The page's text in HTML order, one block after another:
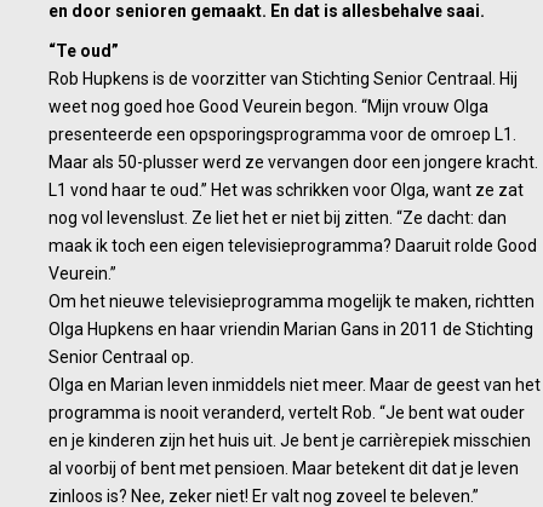
en door senioren gemaakt. En dat is allesbehalve saai.
“Te oud”
Rob Hupkens is de voorzitter van Stichting Senior Centraal. Hij
weet nog goed hoe Good Veurein begon. “Mijn vrouw Olga
presenteerde een opsporingsprogramma voor de omroep L1.
Maar als 50-plusser werd ze vervangen door een jongere kracht.
L1 vond haar te oud.” Het was schrikken voor Olga, want ze zat
nog vol levenslust. Ze liet het er niet bij zitten. “Ze dacht: dan
maak ik toch een eigen televisieprogramma? Daaruit rolde Good
Veurein.”
Om het nieuwe televisieprogramma mogelijk te maken, richtten
Olga Hupkens en haar vriendin Marian Gans in 2011 de Stichting
Senior Centraal op.
Olga en Marian leven inmiddels niet meer. Maar de geest van het
programma is nooit veranderd, vertelt Rob. “Je bent wat ouder
en je kinderen zijn het huis uit. Je bent je carrièrepiek misschien
al voorbij of bent met pensioen. Maar betekent dit dat je leven
zinloos is? Nee, zeker niet! Er valt nog zoveel te beleven.”